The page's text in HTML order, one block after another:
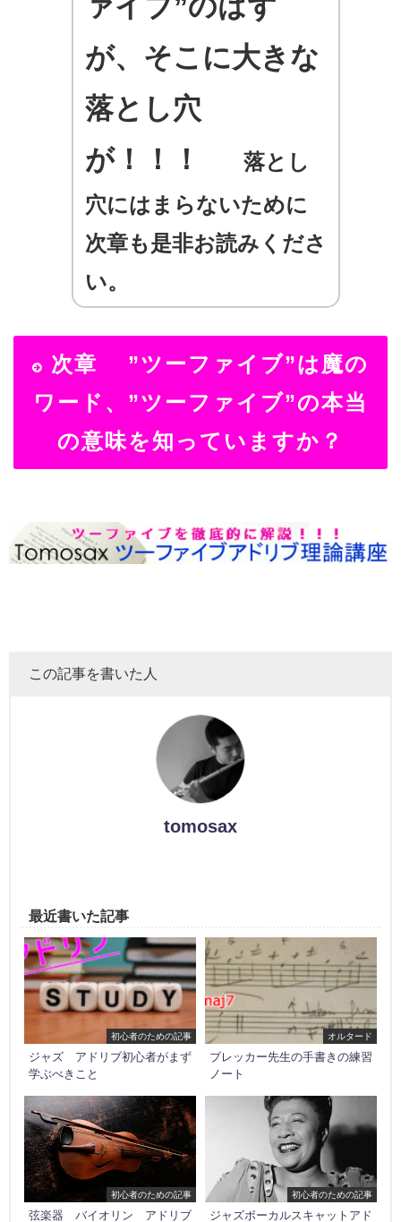
ァイブ”のはず
が、そこに大きな
落とし穴
が！！！
落とし
穴にはまらないために
次章も是非お読みくださ
い。
次章 ”ツーファイブ”は魔の
ワード、”ツーファイブ”の本当
の意味を知っていますか？
この記事を書いた人
tomosax
最近書いた記事
初心者のための記事
ジャズ アドリブ初心者がまず
学ぶべきこと
オルタード
ブレッカー先生の手書きの練習
ノート
初心者のための記事
弦楽器 バイオリン アドリブ
初心者のための記事
ジャズボーカルスキャットアド